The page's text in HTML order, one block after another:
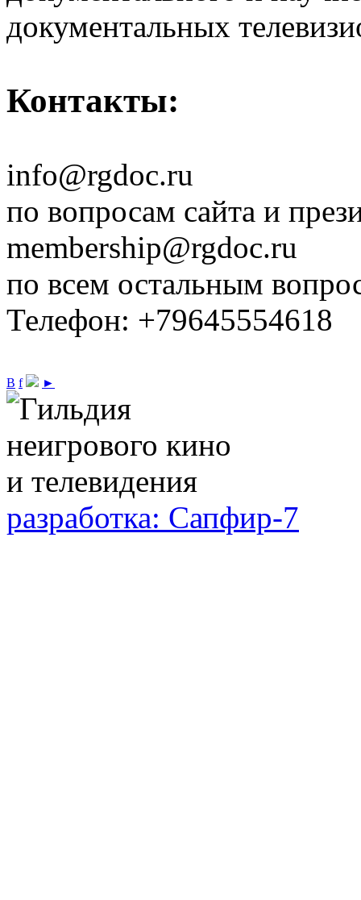
документальных
Контакты:
info@rgdoc.ru
по вопросам сайта и
membership@rgdoc.ru
по всем остальным
Телефон: +79645554618
В f ►
разработка: Сапфир-7